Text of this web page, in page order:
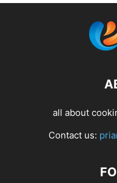
all about
Contact us: